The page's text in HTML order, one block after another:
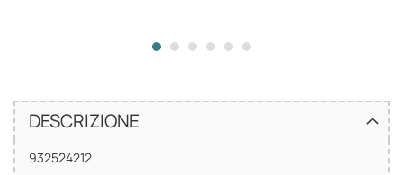
DESCRIZIONE
932524212